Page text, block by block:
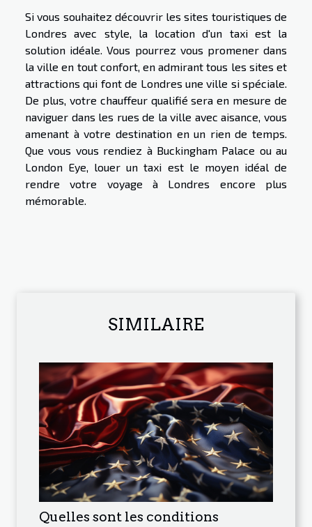
Si vous souhaitez découvrir les sites touristiques de
Londres avec style, la location d'un taxi est la
solution idéale. Vous pourrez vous promener dans
la ville en tout confort, en admirant tous les sites et
attractions qui font de Londres une ville si spéciale.
De plus, votre chauffeur qualifié sera en mesure de
naviguer dans les rues de la ville avec aisance, vous
amenant à votre destination en un rien de temps.
Que vous vous rendiez à Buckingham Palace ou au
London Eye, louer un taxi est le moyen idéal de
rendre votre voyage à Londres encore plus
mémorable.
SIMILAIRE
Quelles sont les conditions